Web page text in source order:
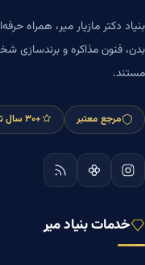
بنیاد دکتر مازیار میر، همراه
مستند.
مرجع معتبر +۳۰ سال تجربه
خدمات بنیاد میر